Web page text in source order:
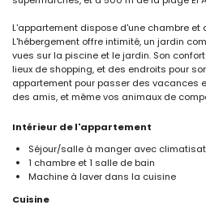
L'appartement dispose d'une chambre et
L'hébergement offre intimité, un jardin
vues sur la piscine et le jardin. Son
lieux de shopping, et des endroits pour
appartement pour passer des vacances
des amis, et même vos animaux de
Intérieur de l'appartement
Séjour/salle à manger avec
1 chambre et 1 salle de bain
Machine à laver dans la cuisine
Cuisine